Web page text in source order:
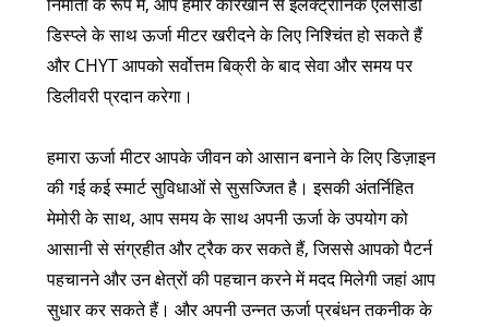
निर्माता के रूप में, आप हमारे कारखाने से इलेक्ट्रॉनिक एलसीडी
डिस्प्ले के साथ ऊर्जा मीटर खरीदने के लिए निश्चिंत हो सकते हैं
और CHYT आपको सर्वोत्तम बिक्री के बाद सेवा और समय पर
डिलीवरी प्रदान करेगा।
हमारा ऊर्जा मीटर आपके जीवन को आसान बनाने के लिए डिज़ाइन
की गई कई स्मार्ट सुविधाओं से सुसज्जित है। इसकी अंतर्निहित
मेमोरी के साथ, आप समय के साथ अपनी ऊर्जा के उपयोग को
आसानी से संग्रहीत और ट्रैक कर सकते हैं, जिससे आपको पैटर्न
पहचानने और उन क्षेत्रों की पहचान करने में मदद मिलेगी जहां आप
सुधार कर सकते हैं। और अपनी उन्नत ऊर्जा प्रबंधन तकनीक के